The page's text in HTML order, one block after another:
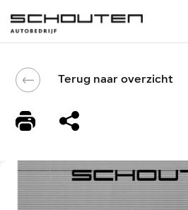
Terug naar overzicht